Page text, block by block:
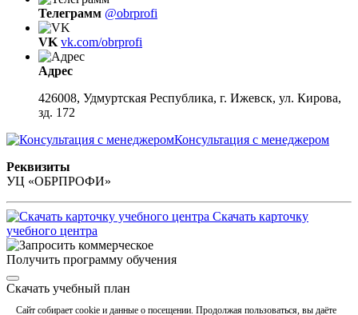
Телеграмм @obrprofi
VK vk.com/obrprofi
Адрес
426008, Удмуртская Республика, г. Ижевск, ул. Кирова,
зд. 172
Консультация с менеджером
Реквизиты
УЦ «ОБРПРОФИ»
Скачать карточку
учебного центра
Получить программу обучения
Скачать учебный план
Сайт собирает cookie и данные о посещении. Продолжая пользоваться, вы даёте